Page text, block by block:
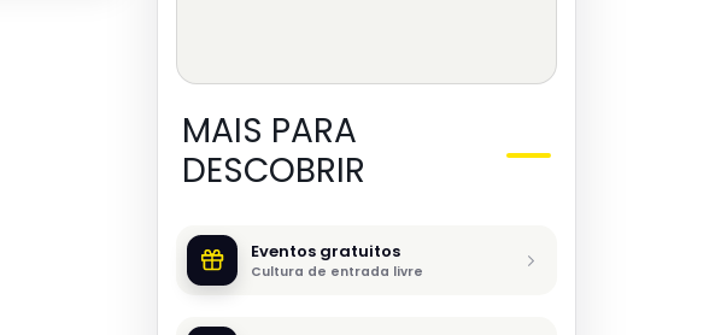
MAIS PARA
DESCOBRIR
Eventos gratuitos
Cultura de entrada livre